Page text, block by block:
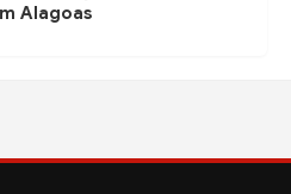
Alagoas